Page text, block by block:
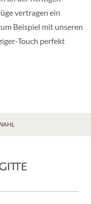
vertragen ein
Beispiel mit unseren
Touch perfekt